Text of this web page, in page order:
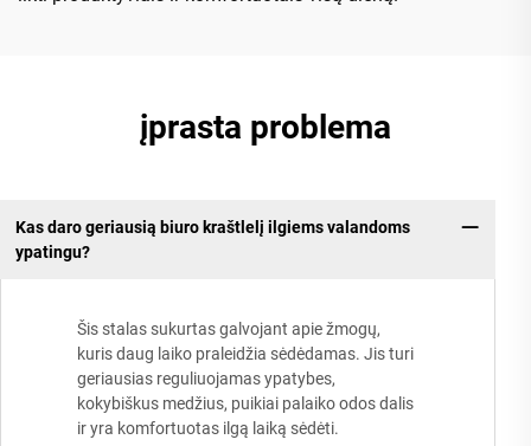
įprasta problema
Kas daro geriausią biuro kraštlelį ilgiems valandoms
ypatingu?
Šis stalas sukurtas galvojant apie žmogų,
kuris daug laiko praleidžia sėdėdamas. Jis turi
geriausias reguliuojamas ypatybes,
kokybiškus medžius, puikiai palaiko odos dalis
ir yra komfortuotas ilgą laiką sėdėti.